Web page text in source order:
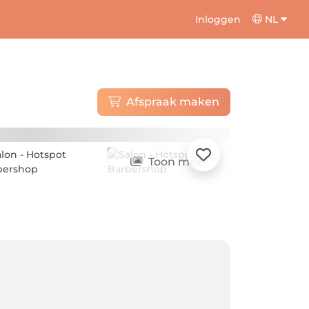
Inloggen NL
Afspraak maken
Toon meer